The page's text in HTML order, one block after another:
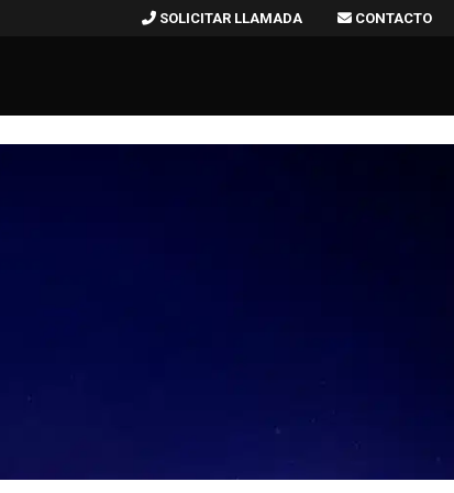
SOLICITAR LLAMADA CONTACTO